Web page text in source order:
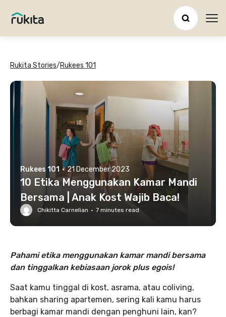
Rukita Stories/Rukees 101
Rukees 101 · 21 December 2023
10 Etika Menggunakan Kamar Mandi
Bersama | Anak Kost Wajib Baca!
Chikitta Carnelian · 7 minutes read
Pahami etika menggunakan kamar mandi bersama
dan tinggalkan kebiasaan jorok plus egois!
Saat kamu tinggal di kost, asrama, atau coliving,
bahkan sharing apartemen, sering kali kamu harus
berbagi kamar mandi dengan penghuni lain, kan?